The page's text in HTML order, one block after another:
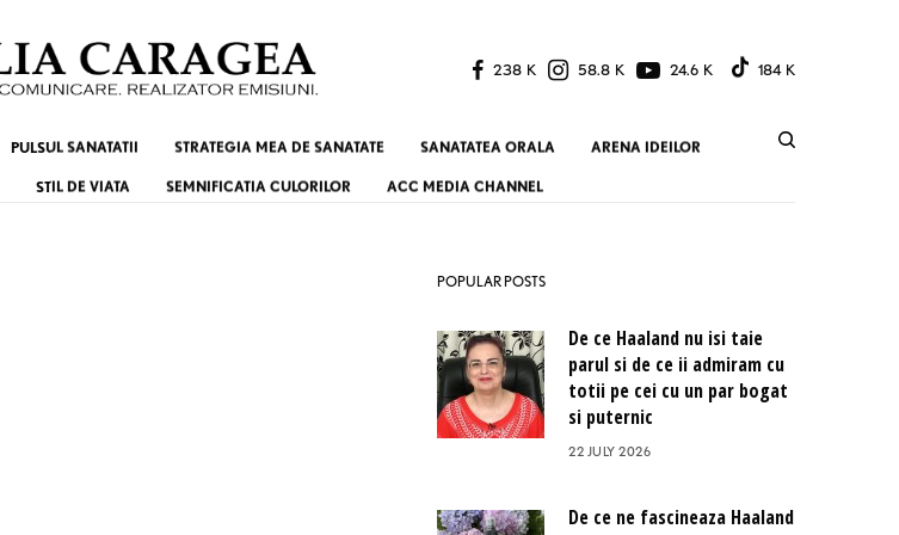
238 K 58.8 K 24.6 K 184 K
PULSUL SANATATII STRATEGIA MEA DE SANATATE SANATATEA ORALA ARENA IDEILOR
STIL DE VIATA SEMNIFICATIA CULORILOR ACC MEDIA CHANNEL
POPULAR POSTS
De ce Haaland nu isi taie
parul si de ce ii admiram cu
totii pe cei cu un par bogat
si puternic
22 JULY 2026
De ce ne fascineaza Haaland